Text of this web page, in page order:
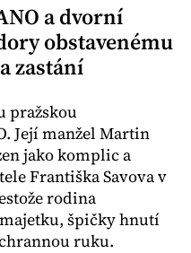
a dvorní
obstavenému
zastání
pražskou
Její manžel Martin
jako komplic a
Františka Savova v
rodina
špičky hnutí
ruku.